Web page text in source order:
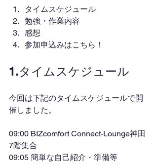
タイムスケジュール
勉強・作業内容
感想
参加申込みはこちら！
1.タイムスケジュール
今回は下記のタイムスケジュールで開
催しました。
09:00 BIZcomfort Connect-Lounge神田
7階集合
09:05 簡単な自己紹介・準備等